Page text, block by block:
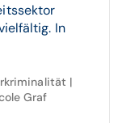
In
|
Graf